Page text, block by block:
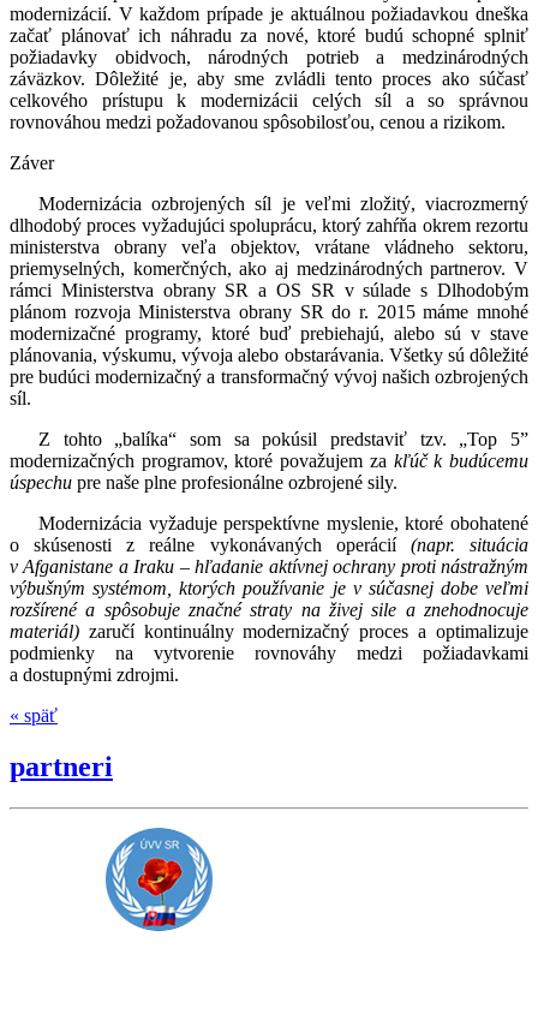
modernizácií. V každom prípade je aktuálnou požiadavkou dneška
začať plánovať ich náhradu za nové, ktoré budú schopné splniť
požiadavky obidvoch, národných potrieb a medzinárodných
záväzkov. Dôležité je, aby sme zvládli tento proces ako súčasť
celkového prístupu k modernizácii celých síl a so správnou
rovnováhou medzi požadovanou spôsobilosťou, cenou a rizikom.
Záver
Modernizácia ozbrojených síl je veľmi zložitý, viacrozmerný
dlhodobý proces vyžadujúci spoluprácu, ktorý zahŕňa okrem rezortu
ministerstva obrany veľa objektov, vrátane vládneho sektoru,
priemyselných, komerčných, ako aj medzinárodných partnerov. V
rámci Ministerstva obrany SR a OS SR v súlade s Dlhodobým
plánom rozvoja Ministerstva obrany SR do r. 2015 máme mnohé
modernizačné programy, ktoré buď prebiehajú, alebo sú v stave
plánovania, výskumu, vývoja alebo obstarávania. Všetky sú dôležité
pre budúci modernizačný a transformačný vývoj našich ozbrojených
síl.
Z tohto „balíka“ som sa pokúsil predstaviť tzv. „Top 5”
modernizačných programov, ktoré považujem za kľúč k budúcemu
úspechu pre naše plne profesionálne ozbrojené sily.
Modernizácia vyžaduje perspektívne myslenie, ktoré obohatené
o skúsenosti z reálne vykonávaných operácií (napr. situácia
v Afganistane a Iraku – hľadanie aktívnej ochrany proti nástražným
výbušným systémom, ktorých používanie je v súčasnej dobe veľmi
rozšírené a spôsobuje značné straty na živej sile a znehodnocuje
materiál) zaručí kontinuálny modernizačný proces a optimalizuje
podmienky na vytvorenie rovnováhy medzi požiadavkami
a dostupnými zdrojmi.
« späť
partneri